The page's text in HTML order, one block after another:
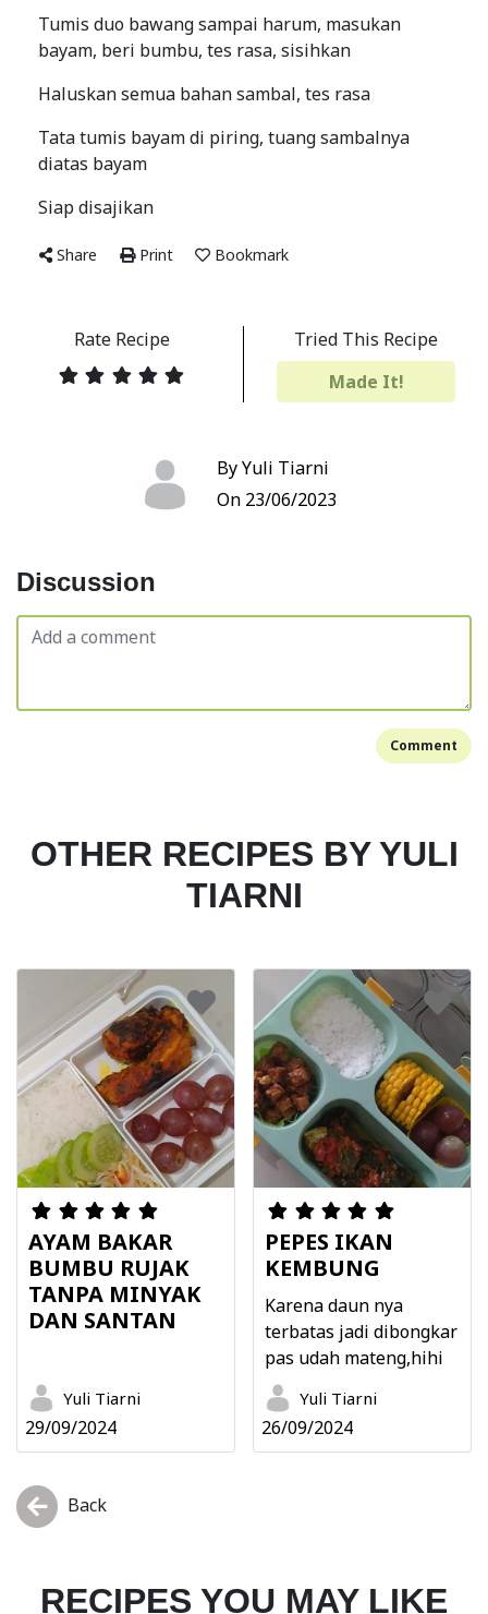
Tumis duo bawang sampai harum, masukan
bayam, beri bumbu, tes rasa, sisihkan
Haluskan semua bahan sambal, tes rasa
Tata tumis bayam di piring, tuang sambalnya
diatas bayam
Siap disajikan
Share Print Bookmark
Rate Recipe
Tried This Recipe
Made It!
By Yuli Tiarni
On 23/06/2023
Discussion
Comment
OTHER RECIPES BY YULI
TIARNI
AYAM BAKAR
BUMBU RUJAK
TANPA MINYAK
DAN SANTAN
Yuli Tiarni
29/09/2024
PEPES IKAN
KEMBUNG
Karena daun nya
terbatas jadi dibongkar
pas udah mateng,hihi
Yuli Tiarni
26/09/2024
Back
RECIPES YOU MAY LIKE